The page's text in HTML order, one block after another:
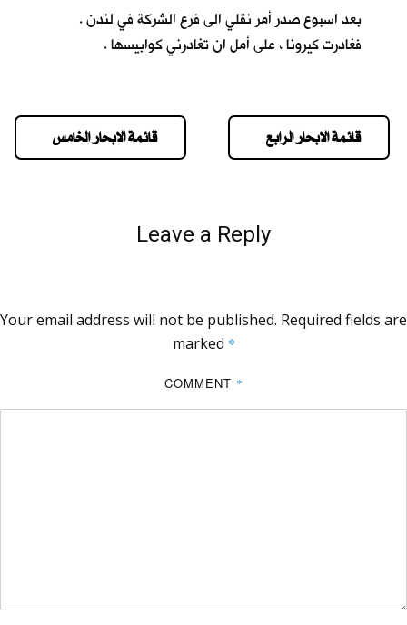
بعد اسبوع صدر أمر نقلي الى فرع الشركة في لندن .
فغادرت كيرونا ، على أمل ان تغادرني كوابيسها .
قائمة الابحار الخامس قائمة الابحار الرابع
Leave a Reply
Your email address will not be published. Required fields are
marked *
COMMENT *